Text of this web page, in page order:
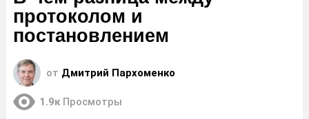
протоколом и
постановлением
от Дмитрий Пархоменко
1.9к Просмотры